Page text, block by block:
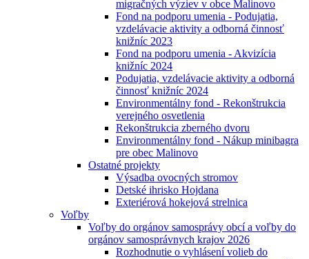
migračných výziev v obce Malinovo
Fond na podporu umenia - Podujatia,
vzdelávacie aktivity a odborná činnosť
knižníc 2023
Fond na podporu umenia - Akvizícia
knižníc 2024
Podujatia, vzdelávacie aktivity a odborná
činnosť knižníc 2024
Environmentálny fond - Rekonštrukcia
verejného osvetlenia
Rekonštrukcia zberného dvoru
Environmentálny fond - Nákup minibagra
pre obec Malinovo
Ostatné projekty
Výsadba ovocných stromov
Detské ihrisko Hojdana
Exteriérová hokejová strelnica
Voľby
Voľby do orgánov samosprávy obcí a voľby do
orgánov samosprávnych krajov 2026
Rozhodnutie o vyhlásení volieb do